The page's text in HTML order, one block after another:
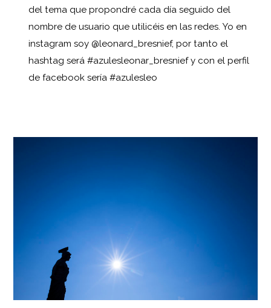
del tema que propondré cada día seguido del
nombre de usuario que utilicéis en las redes. Yo en
instagram soy @leonard_bresnief, por tanto el
hashtag será #azulesleonar_bresnief y con el perfil
de facebook sería #azulesleo